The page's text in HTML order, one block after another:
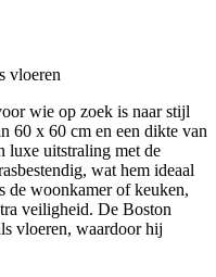
vloeren
wie op zoek is naar stijl
60 x 60 cm en een dikte van
luxe uitstraling met de
wat hem ideaal
de woonkamer of keuken,
veiligheid. De Boston
vloeren, waardoor hij